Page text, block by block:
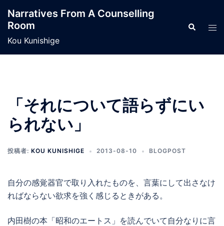
Narratives From A Counselling
Room
Kou Kunishige
検
索
ト
ル
「それについて語らずにい
られない」
投稿者: KOU KUNISHIGE 2013-08-10 BLOGPOST
自分の感覚器官で取り入れたものを、言葉にして出さなけ
ればならない欲求を強く感じるときがある。
内田樹の本「昭和のエートス」を読んでいて自分なりに言